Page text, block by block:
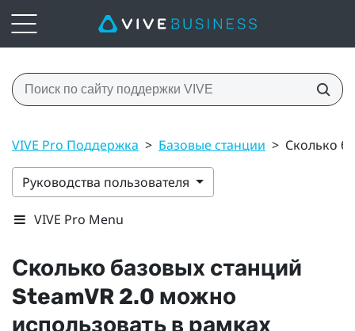
VIVE Pro Поддержка > Базовые станции > Сколько
Руководства пользователя
VIVE Pro Menu
Сколько базовых станций
SteamVR 2.0 можно
использовать в рамках